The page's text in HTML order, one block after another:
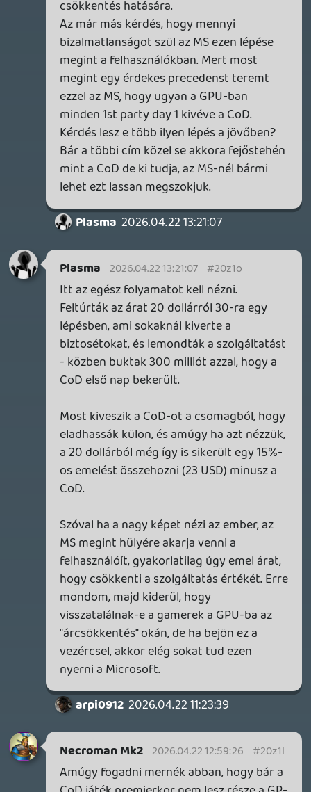
emberke csak átváltott Premiumra,
lemondva a premier címekről. Kérdés,
hogy ebből hányan fognak visszaváltani.
Stadia HUN 2026.04.21 21:25:35
Necroman Mk2 2026.04.22 11:13:53
Ha viszont multizni is akarnak, akkor már
két vagy több hónapra kell előfizetniük.
Plasma 2026.04.21 21:35:22
2026.04.22 11:12:55 #20z12
Régi forint árak: Ultimate 10 890 Ft, PC
5990 Ft.
utóbbi esetében csak 900 forint/hó a
csökkentés mértéke. Ami szívás akkor, ha
az előfizetőt érdekelné a CoD is, mert az a
játék nem 11 ezer forintért lesz premierkor
kapható.
Bár tény, hogy szerintem kevesen tolták a
játékot GP-ből, mert a többség inkább
Steamen veszi meg.
Stadia HUN 2026.04.21 21:25:35
Plasma 2026.04.22 09:54:55 #20z0v
Szerintem sokan vannak, akik
végignyomják a kampányt, kicsit
zombiznak haverokkal, belenéznek a
multiba, aztán 1 hónap múlva engedik is el.
Ha megvennék teljes áron, talán még pár
hónapig foglalkoznának vele, de eleve egy
időszakban jön az aktuális CoD rész.
Én úgy gondolom, hogy elmérték az MS-
nél azt, hogy hányan fognak kiszállni a GP
buliból 30 dolláros havi áron. Ez
elsősorban nem is nekünk szól, akik
okosba' olcsóbban húzzák be, hanem
azoknak a nyugati országoknak, ahol
simán előfizetnek emberek havi szinten,
mert kezdetben nem tűnik nagy
összegnek, aztán egy ponton mégis
átfordul a dolog. Mondjuk az jó kérdés,
hogy a mostani "kedvezmény" hány
embert tud ezek közül visszacsábítani. Az
a baj a GP-vel, hogy most már túl sok
olyan dolog rakódik rá (Fortnite Plus, Ubi
Plus, EA Play...) amiket kb. senki nem tud
egyszerre kihasználni, de az árat meg
viszik fel.